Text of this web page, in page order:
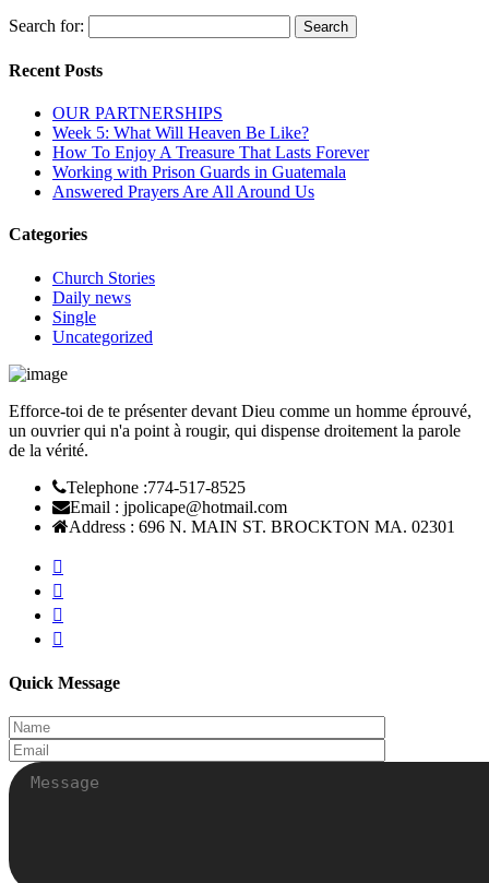
Search for:
Recent Posts
OUR PARTNERSHIPS
Week 5: What Will Heaven Be Like?
How To Enjoy A Treasure That Lasts Forever
Working with Prison Guards in Guatemala
Answered Prayers Are All Around Us
Categories
Church Stories
Daily news
Single
Uncategorized
Efforce-toi de te présenter devant Dieu comme un homme éprouvé,
un ouvrier qui n'a point à rougir, qui dispense droitement la parole
de la vérité.
Telephone :774-517-8525
Email : jpolicape@hotmail.com
Address : 696 N. MAIN ST. BROCKTON MA. 02301
Quick Message